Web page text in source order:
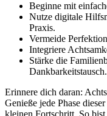
Beginne mit
Nutze digitale
Praxis.
Vermeide
Integriere
Stärke die
Dankbarkeitstausch.
Erinnere dich daran:
Genieße jede Phase